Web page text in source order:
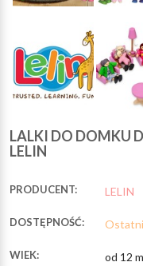
LALKI DO DOMKU
LELIN
PRODUCENT: LELIN
DOSTĘPNOŚĆ:
WIEK: od 12